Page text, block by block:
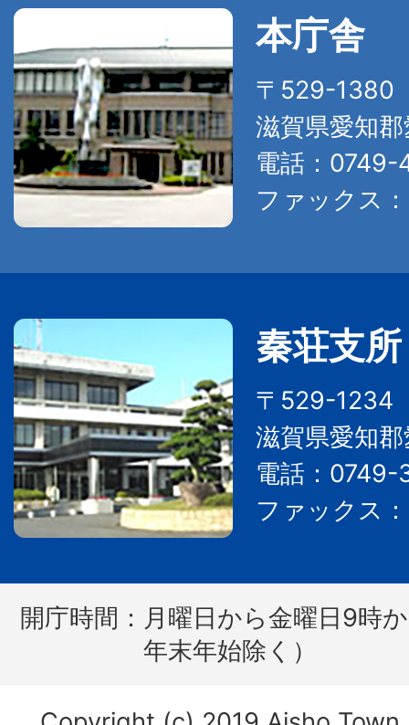
本庁舎
〒529-
滋賀県愛知
電話：0749-
ファックス
秦荘支所
〒529-
滋賀県愛知
電話：0749-
ファックス
開庁時間： 月曜日から金曜日9時
年末年始除く）